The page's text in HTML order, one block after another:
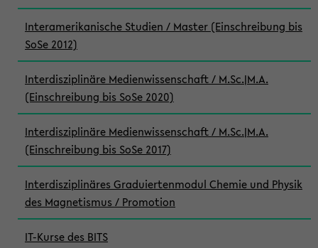
Interamerikanische Studien / Master (Einschreibung bis
SoSe 2012)
Interdisziplinäre Medienwissenschaft / M.Sc.|M.A.
(Einschreibung bis SoSe 2020)
Interdisziplinäre Medienwissenschaft / M.Sc.|M.A.
(Einschreibung bis SoSe 2017)
Interdisziplinäres Graduiertenmodul Chemie und Physik
des Magnetismus / Promotion
IT-Kurse des BITS